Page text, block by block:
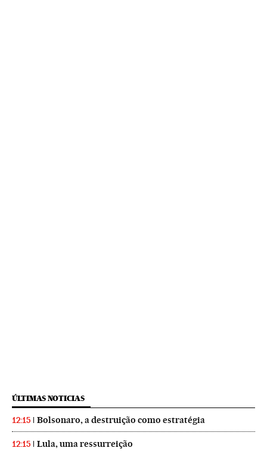
ÚLTIMAS NOTICIAS
12:15 Bolsonaro, a destruição como estratégia
12:15 Lula, uma ressurreição